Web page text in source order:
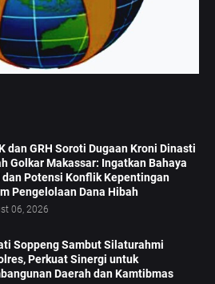
dan GRH Soroti Dugaan Kroni Dinasti
Golkar Makassar: Ingatkan Bahaya
dan Potensi Konflik Kepentingan
Pengelolaan Dana Hibah
06, 2026
Soppeng Sambut Silaturahmi
Perkuat Sinergi untuk
Daerah dan Kamtibmas